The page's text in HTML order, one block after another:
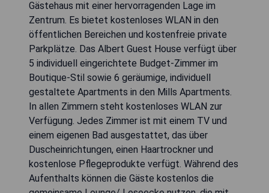
Gästehaus mit einer hervorragenden Lage im
Zentrum. Es bietet kostenloses WLAN in den
öffentlichen Bereichen und kostenfreie private
Parkplätze. Das Albert Guest House verfügt über
5 individuell eingerichtete Budget-Zimmer im
Boutique-Stil sowie 6 geräumige, individuell
gestaltete Apartments in den Mills Apartments.
In allen Zimmern steht kostenloses WLAN zur
Verfügung. Jedes Zimmer ist mit einem TV und
einem eigenen Bad ausgestattet, das über
Duscheinrichtungen, einen Haartrockner und
kostenlose Pflegeprodukte verfügt. Während des
Aufenthalts können die Gäste kostenlos die